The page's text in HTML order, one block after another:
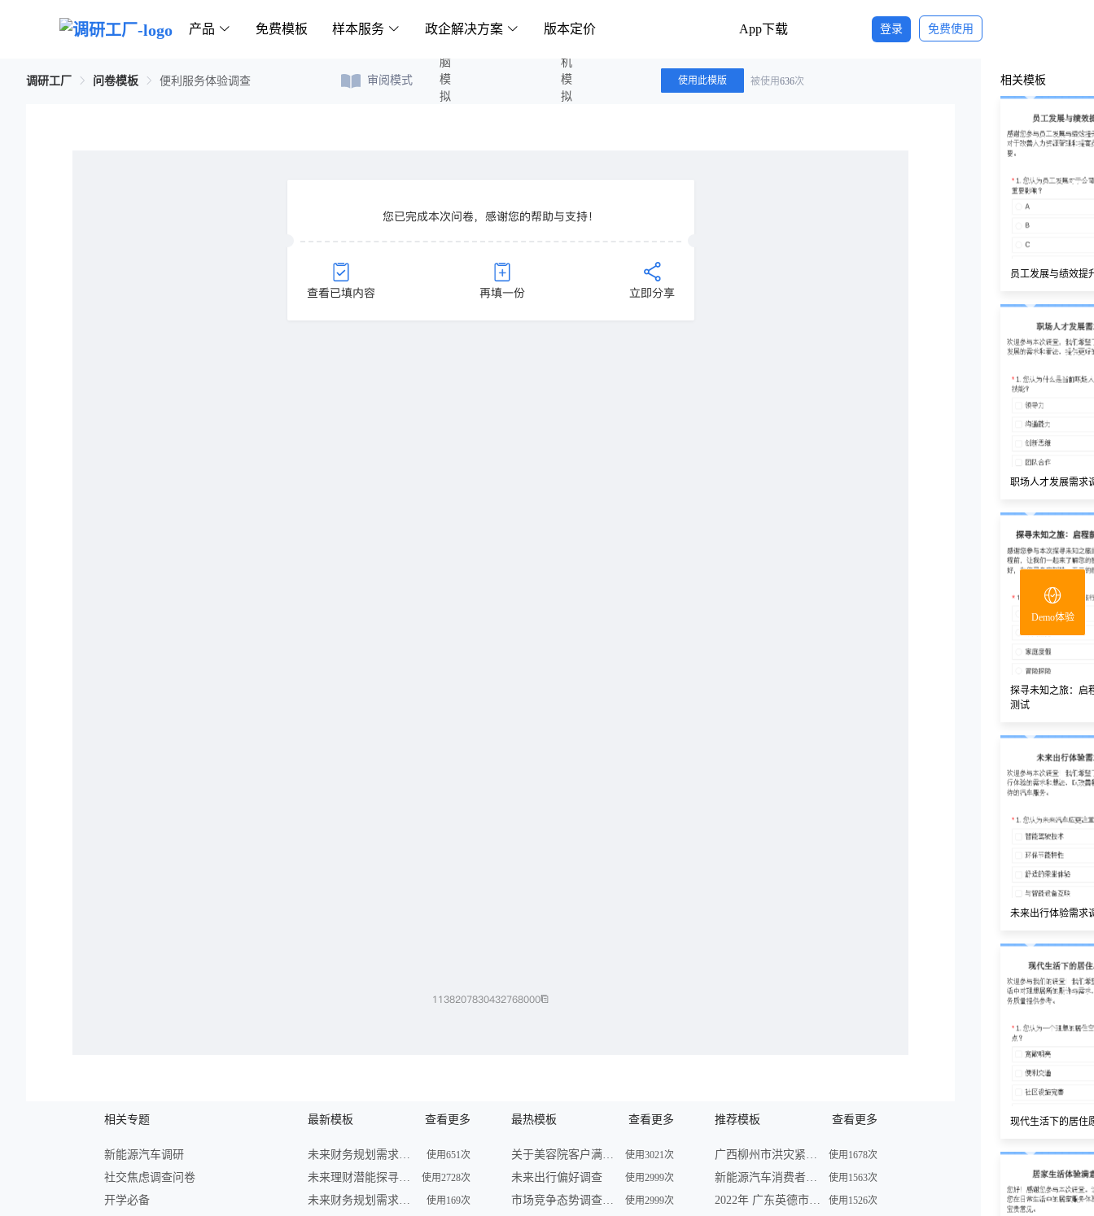
产品 免费模板 样本服务 政企解决方案 版本定价 App下载 登录 免费使用
调研工厂 问卷模板 便利服务体验调查 审阅模式
电脑模拟答题 手机模拟答题
使用此模版 被使用636次
相关专题
新能源汽车调研
社交焦虑调查问卷
开学必备
最新模板 查看更多
未来财务规划需求调查 使用651次
未来理财潜能探寻调查 使用2728次
未来财务规划需求调查 使用169次
最热模板 查看更多
关于美容院客户满意度的问卷调查 使用3021次
未来出行偏好调查 使用2999次
市场竞争态势调查问卷 使用2999次
推荐模板 查看更多
广西柳州市洪灾紧急求助信息登记表 使用1678次
新能源汽车消费者购买车意向调查问卷 使用1563次
2022年 广东英德市洪灾紧急求助信息登记表 使用1526次
相关模板
员工发展与绩效提
职场人才发展需求
探寻未知之旅：启
测试
未来出行体验需求
现代生活下的居住
Demo体验